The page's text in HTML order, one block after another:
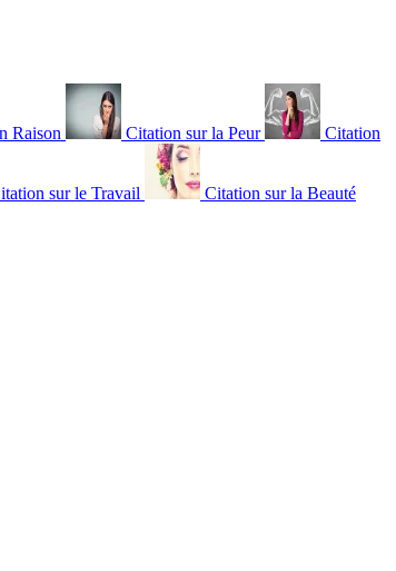
Raison Citation sur la Peur Citation
sur le Travail Citation sur la Beauté